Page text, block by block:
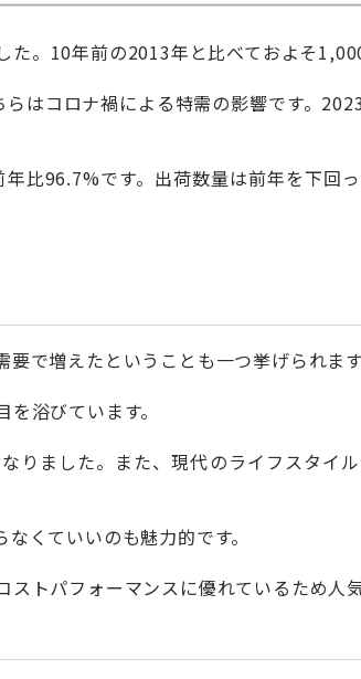
。10年前の2013年と比べておよそ
はコロナ禍による特需の影響です。
比96.7%です。出荷数量は前年を下回
で増えたということも一つ挙げられま
浴びています。
りました。また、現代のライフスタイ
くていいのも魅力的です。
トパフォーマンスに優れているため人